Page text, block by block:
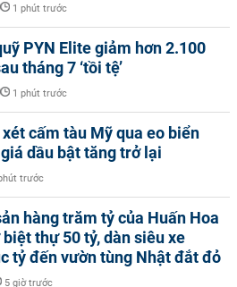
1 phút trước
PYN Elite giảm hơn 2.100
tháng 7 ‘tồi tệ’
1 phút trước
cấm tàu Mỹ qua eo biển
dầu bật tăng trở lại
trước
hàng trăm tỷ của Huấn Hoa
biệt thự 50 tỷ, dàn siêu xe
tỷ đến vườn tùng Nhật đắt đỏ
5 giờ trước